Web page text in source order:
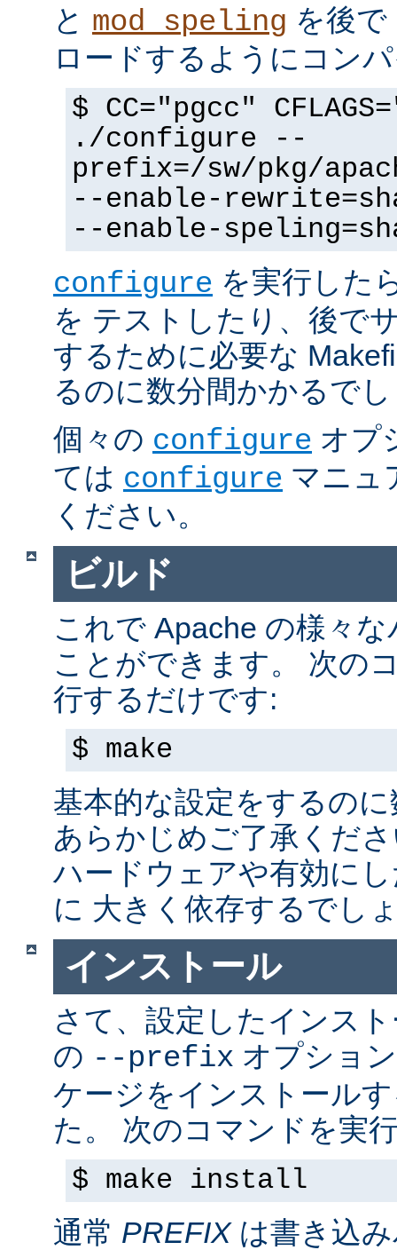
と mod_speling を後
ロードするようにコン
$ CC="pgcc"
./configure --
prefix=/sw/pkg/
--enable-
--enable-
configure を実行した
を テストしたり、後で
するために必要な
るのに数分間かかるで
個々の configure オプ
ては configure マニュ
ください。
ビルド
これで Apache の様々
ことができます。 次の
行するだけです:
$ make
基本的な設定をするの
あらかじめご了承くだ
ハードウェアや有効に
に 大きく依存するでし
インストール
さて、設定したインス
の --prefix オプショ
ケージをインストール
た。 次のコマンドを実
$ make install
通常 PREFIXは書き込